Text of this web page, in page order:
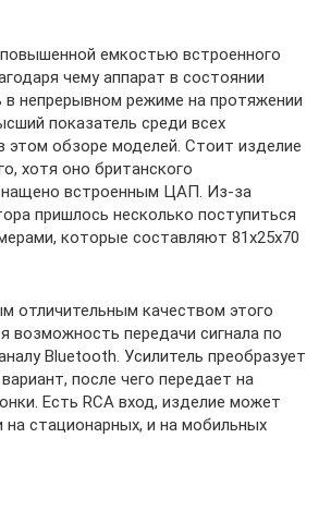
емкостью встроенного
чему аппарат в состоянии
в непрерывном режиме на протяжении
показатель среди всех
этом обзоре моделей. Стоит изделие
хотя оно британского
встроенным ЦАП. Из-за
пришлось несколько поступиться
которые составляют 81х25х70
отличительным качеством этого
возможность передачи сигнала по
Bluetooth. Усилитель преобразует
после чего передает на
Есть RCA вход, изделие может
на стационарных, и на мобильных